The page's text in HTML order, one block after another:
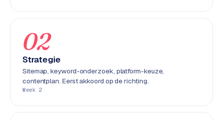
s
C
e
n
t
r
a
l
·
02
Strategie
Sitemap, keyword-onderzoek, platform-keuze,
contentplan. Eerst akkoord op de richting.
Week 2